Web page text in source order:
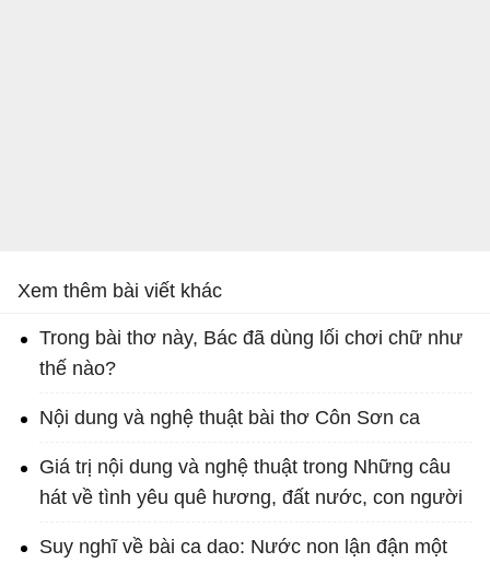
Xem thêm bài viết khác
Trong bài thơ này, Bác đã dùng lối chơi chữ như
thế nào?
Nội dung và nghệ thuật bài thơ Côn Sơn ca
Giá trị nội dung và nghệ thuật trong Những câu
hát về tình yêu quê hương, đất nước, con người
Suy nghĩ về bài ca dao: Nước non lận đận một